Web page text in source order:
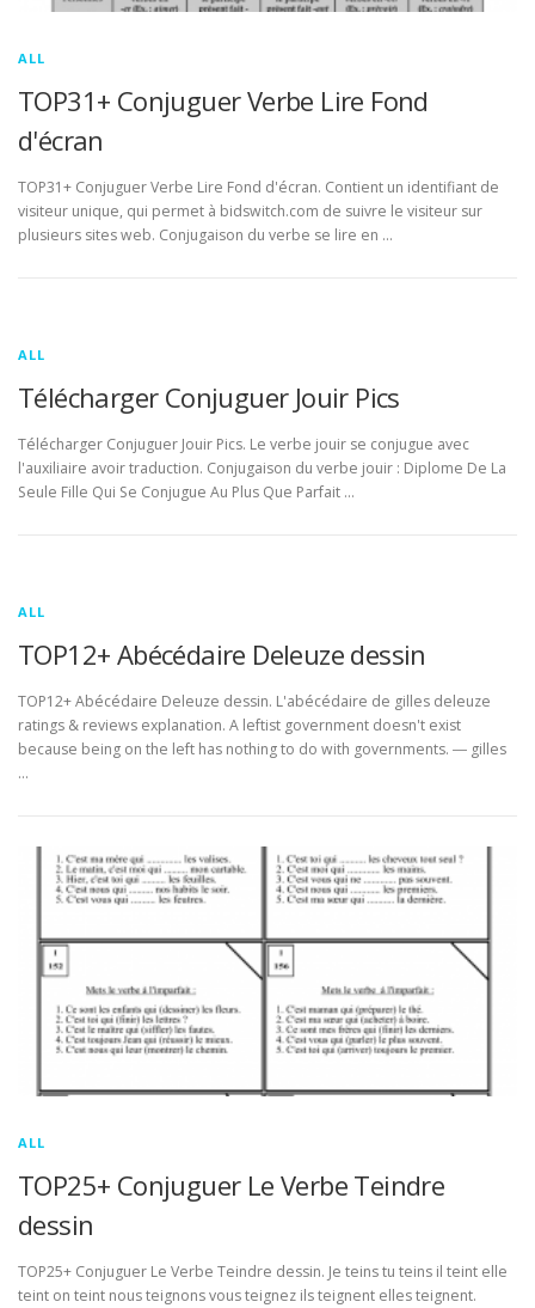
ALL
TOP31+ Conjuguer Verbe Lire Fond
d'écran
TOP31+ Conjuguer Verbe Lire Fond d'écran. Contient un identifiant de
visiteur unique, qui permet à bidswitch.com de suivre le visiteur sur
plusieurs sites web. Conjugaison du verbe se lire en …
ALL
Télécharger Conjuguer Jouir Pics
Télécharger Conjuguer Jouir Pics. Le verbe jouir se conjugue avec
l'auxiliaire avoir traduction. Conjugaison du verbe jouir : Diplome De La
Seule Fille Qui Se Conjugue Au Plus Que Parfait …
ALL
TOP12+ Abécédaire Deleuze dessin
TOP12+ Abécédaire Deleuze dessin. L'abécédaire de gilles deleuze
ratings & reviews explanation. A leftist government doesn't exist
because being on the left has nothing to do with governments. ― gilles
…
ALL
TOP25+ Conjuguer Le Verbe Teindre
dessin
TOP25+ Conjuguer Le Verbe Teindre dessin. Je teins tu teins il teint elle
teint on teint nous teignons vous teignez ils teignent elles teignent.